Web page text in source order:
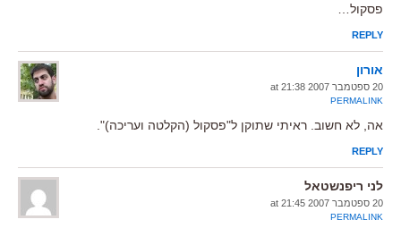
פסקול…
REPLY
אורון
20 ספטמבר 2007 at 21:38
PERMALINK
אה, לא חשוב. ראיתי שתוקן ל"פסקול (הקלטה ועריכה)".
REPLY
לני ריפנשטאל
20 ספטמבר 2007 at 21:45
PERMALINK